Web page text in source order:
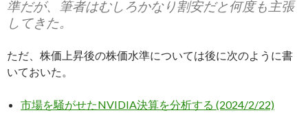
準だが、筆者はむしろかなり割安だと何度も主張
してきた。
ただ、株価上昇後の株価水準については後に次のように書
いておいた。
市場を騒がせたNVIDIA決算を分析する (2024/2/22)